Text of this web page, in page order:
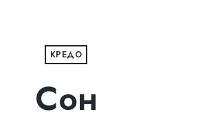
КРЕДО
Сон